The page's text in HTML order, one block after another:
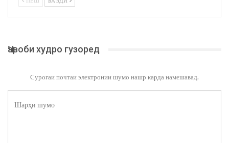
Ҷавоби худро гузоред
Суроғаи почтаи электронии шумо нашр карда намешавад.